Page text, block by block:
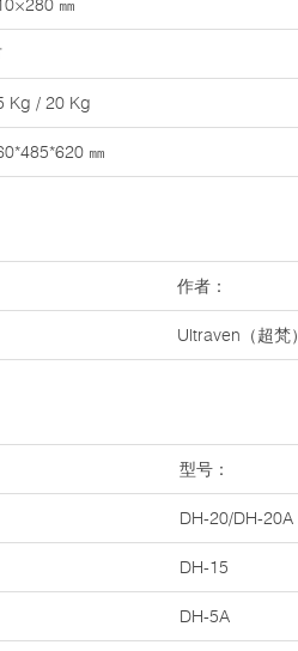
㎜
Kg / 20 Kg
㎜
作者：
Ultraven（超梵）
型号：
DH-20/DH-20A
DH-15
DH-5A